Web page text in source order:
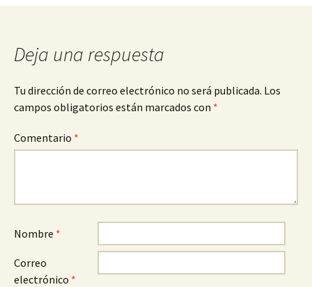
Deja una respuesta
Tu dirección de correo electrónico no será publicada. Los
campos obligatorios están marcados con *
Comentario *
Nombre *
Correo
electrónico *